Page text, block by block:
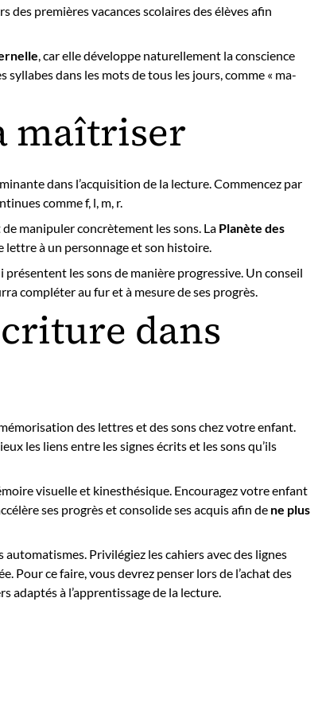
des premières vacances scolaires des élèves afin
, car elle développe naturellement la conscience
dans les mots de tous les jours, comme « ma-
maîtriser
dans l’acquisition de la lecture. Commencez par
comme f, l, m, r.
manipuler concrètement les sons. La Planète des
à un personnage et son histoire.
présentent les sons de manière progressive. Un conseil
compléter au fur et à mesure de ses progrès.
dans
des lettres et des sons chez votre enfant.
les liens entre les signes écrits et les sons qu’ils
visuelle et kinesthésique. Encouragez votre enfant
ses progrès et consolide ses acquis afin de ne plus
Privilégiez les cahiers avec des lignes
Pour ce faire, vous devrez penser lors de l’achat des
adaptés à l’apprentissage de la lecture.